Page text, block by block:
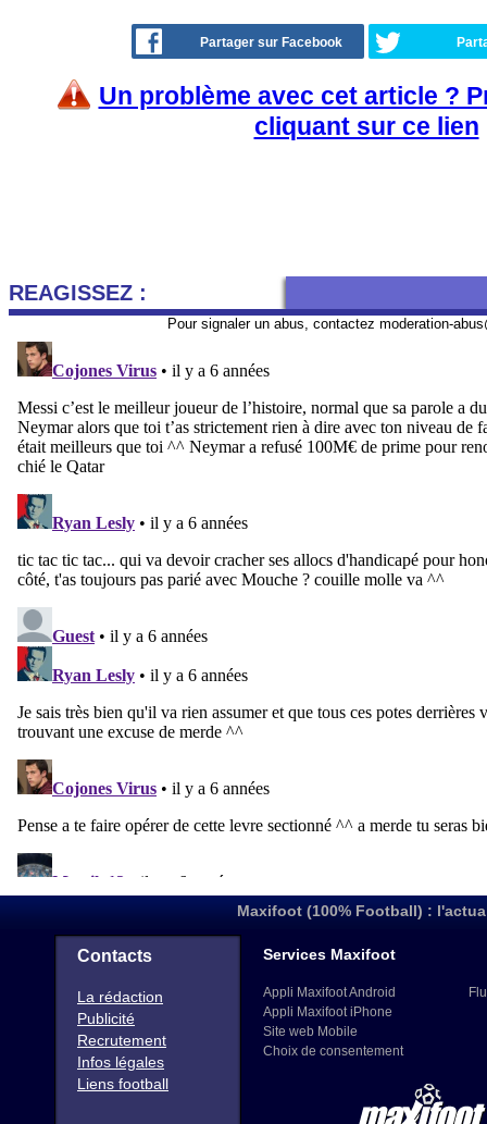
Partager sur Facebook
Un problème avec cet article ?
cliquant sur ce lien
REAGISSEZ :
Pour signaler un abus, contactez moderation-
Maxifoot (100% Football) :
Contacts
La rédaction
Publicité
Recrutement
Infos légales
Liens football
Services Maxifoot
Appli Maxifoot Android
Appli Maxifoot iPhone
Site web Mobile
Choix de consentement